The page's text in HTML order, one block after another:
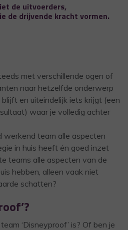
de uitvoerders,
de drijvende kracht vormen.
met verschillende ogen of
naar hetzelfde onderwerp
blijft en uiteindelijk iets krijgt (een
waar je volledig achter
werkend team alle aspecten
in huis heeft én goed inzet
teams alle aspecten van de
hebben, alleen vaak niet
schatten?
‘Disneyproof’ is? Of ben je